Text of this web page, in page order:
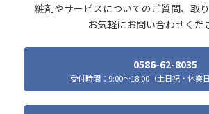
粧剤やサービスについてのご質問、取り
お気軽にお問い合わせくだ
0586-62-8035
受付時間：9:00～18:00（土日祝・休業日